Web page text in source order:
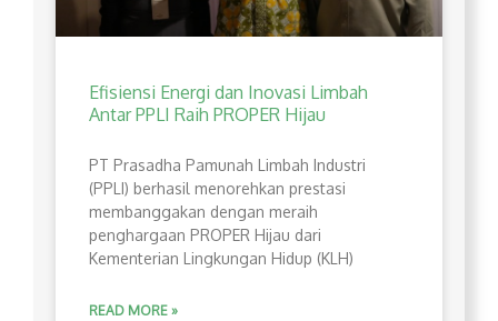
Efisiensi Energi dan Inovasi Limbah
Antar PPLI Raih PROPER Hijau
PT Prasadha Pamunah Limbah Industri
(PPLI) berhasil menorehkan prestasi
membanggakan dengan meraih
penghargaan PROPER Hijau dari
Kementerian Lingkungan Hidup (KLH)
READ MORE »